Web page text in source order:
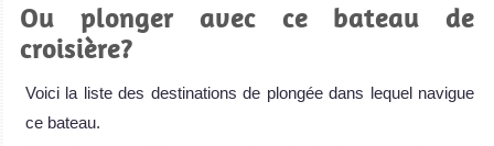
Ou plonger avec ce bateau de
croisière?
Voici la liste des destinations de plongée dans lequel navigue
ce bateau.